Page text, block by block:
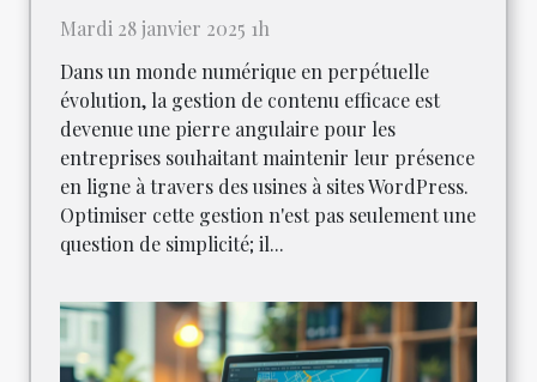
Mardi 28 janvier 2025 1h
Dans un monde numérique en perpétuelle
évolution, la gestion de contenu efficace est
devenue une pierre angulaire pour les
entreprises souhaitant maintenir leur présence
en ligne à travers des usines à sites WordPress.
Optimiser cette gestion n'est pas seulement une
question de simplicité; il...